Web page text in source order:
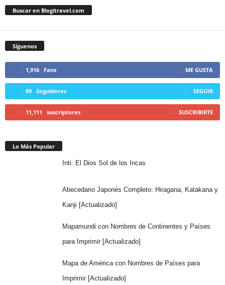
Buscar en Blogitravel.com
Síguenos
1,916 Fans ME GUSTA
89 Seguidores SEGUIR
11,111 suscriptores SUSCRIBIRTE
Lo Más Popular
Inti: El Dios Sol de los Incas
Abecedario Japonés Completo: Hiragana, Katakana y
Kanji [Actualizado]
Mapamundi con Nombres de Continentes y Países
para Imprimir [Actualizado]
Mapa de América con Nombres de Países para
Imprimir [Actualizado]